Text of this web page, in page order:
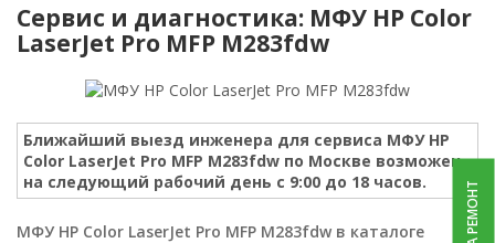
Сервис и диагностика: МФУ HP Color
LaserJet Pro MFP M283fdw
Ближайший выезд инженера для сервиса МФУ HP
Color LaserJet Pro MFP M283fdw по Москве возможен
на следующий рабочий день с 9:00 до 18 часов.
МФУ HP Color LaserJet Pro MFP M283fdw в каталоге